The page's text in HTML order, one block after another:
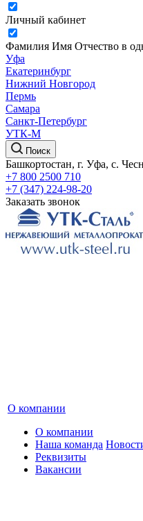
Личный кабинет
Фамилия Имя Отчество в
Уфа
Екатеринбург
Нижний Новгород
Пермь
Самара
Санкт-Петербург
УТК-М
Поиск
Башкортостан, г. Уфа, с.
+7 800 2500 710
+7 (347) 224-98-20
Заказать звонок
О компании
О компании
Наша команда
Реквизиты
Вакансии